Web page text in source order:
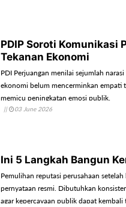
PDIP Soroti Komunikasi
Tekanan Ekonomi
PDI Perjuangan menilai sejumlah
ekonomi belum mencerminkan empati
memicu peningkatan emosi publik.
|| 03 June 2026
Ini 5 Langkah Bangun
Pemulihan reputasi perusahaan
pernyataan resmi. Dibutuhkan
agar kepercayaan publik dapat kembali